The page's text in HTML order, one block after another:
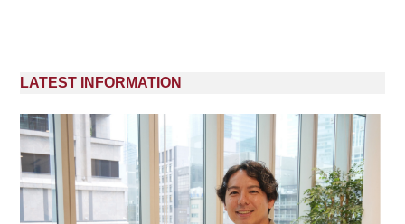
LATEST INFORMATION